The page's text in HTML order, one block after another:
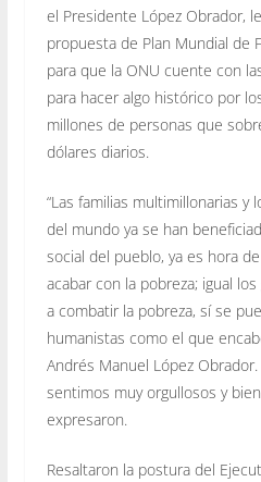
el Presidente López Obrador,
propuesta de Plan Mundial de
para que la ONU cuente con
para hacer algo histórico por
millones de personas que
dólares diarios.
“Las familias multimillonarias y
del mundo ya se han
social del pueblo, ya es hora
acabar con la pobreza; igual
a combatir la pobreza, sí se
humanistas como el que
Andrés Manuel López
sentimos muy orgullosos y
expresaron.
Resaltaron la postura del